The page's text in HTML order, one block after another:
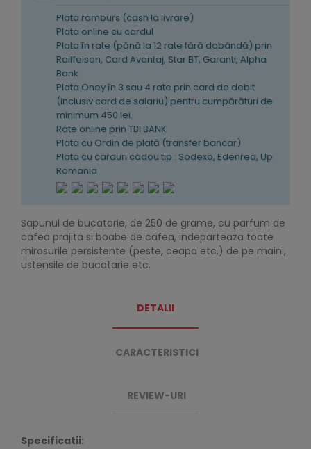
Plata ramburs (cash la livrare)
Plata online cu cardul
Plata în rate (pănă la 12 rate fără dobândă) prin
Raiffeisen, Card Avantaj, Star BT, Garanti, Alpha
Bank
Plata Oney în 3 sau 4 rate prin card de debit
(inclusiv card de salariu) pentru cumpărături de
minimum 450 lei.
Rate online prin TBI BANK
Plata cu Ordin de plată (transfer bancar)
Plata cu carduri cadou tip : Sodexo, Edenred, Up
Romania
Sapunul de bucatarie, de 250 de grame, cu parfum de
cafea prajita si boabe de cafea, indeparteaza toate
mirosurile persistente (peste, ceapa etc.) de pe maini,
ustensile de bucatarie etc.
DETALII
CARACTERISTICI
REVIEW-URI
Specificatii: